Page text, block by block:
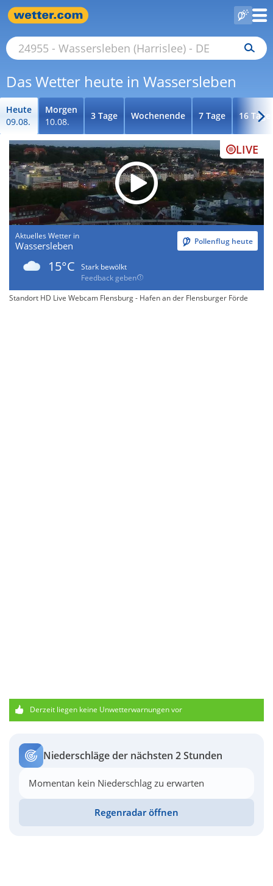
Das Wetter heute in Wassersleben
Heute
09.08.
Morgen
10.08.
3 Tage Wochenende 7 Tage 16 Tage
LIVE
Aktuelles Wetter in
Wassersleben Pollenflug heute
15°C
Stark bewölkt
Feedback geben
Standort HD Live Webcam Flensburg - Hafen an der Flensburger Förde
Derzeit liegen keine Unwetterwarnungen vor
Niederschläge der nächsten 2 Stunden
Momentan kein Niederschlag zu erwarten
Regenradar öffnen